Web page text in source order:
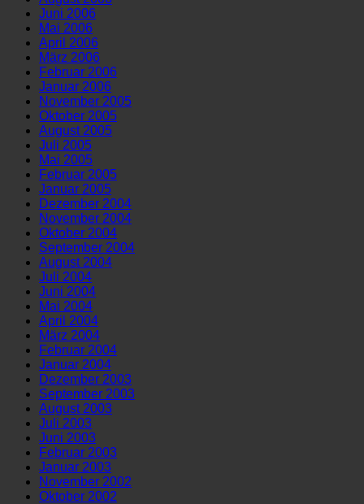
Juni 2006
Mai 2006
April 2006
März 2006
Februar 2006
Januar 2006
November 2005
Oktober 2005
August 2005
Juli 2005
Mai 2005
Februar 2005
Januar 2005
Dezember 2004
November 2004
Oktober 2004
September 2004
August 2004
Juli 2004
Juni 2004
Mai 2004
April 2004
März 2004
Februar 2004
Januar 2004
Dezember 2003
September 2003
August 2003
Juli 2003
Juni 2003
Februar 2003
Januar 2003
November 2002
Oktober 2002